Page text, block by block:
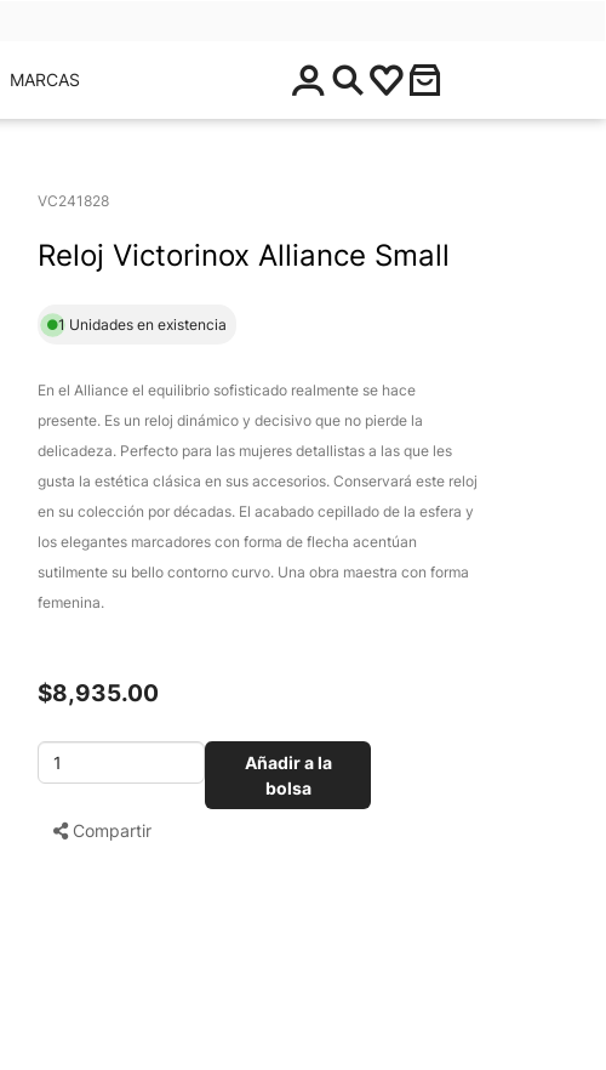
MARCAS
$
0
.
VC241828
Reloj Victorinox Alliance Small
1 Unidades en existencia
En el Alliance el equilibrio sofisticado realmente se hace
presente. Es un reloj dinámico y decisivo que no pierde la
delicadeza. Perfecto para las mujeres detallistas a las que les
gusta la estética clásica en sus accesorios. Conservará este reloj
en su colección por décadas. El acabado cepillado de la esfera y
los elegantes marcadores con forma de flecha acentúan
sutilmente su bello contorno curvo. Una obra maestra con forma
femenina.
$8,935.00
Añadir a la
bolsa
Compartir